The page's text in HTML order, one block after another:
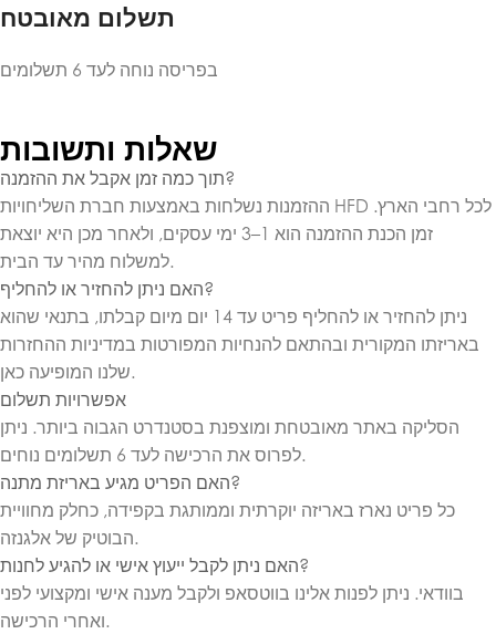
תשלום מאובטח
בפריסה נוחה לעד 6 תשלומים
שאלות ותשובות
תוך כמה זמן אקבל את ההזמנה?
ההזמנות נשלחות באמצעות חברת השליחויות HFD לכל רחבי הארץ.
זמן הכנת ההזמנה הוא 1–3 ימי עסקים, ולאחר מכן היא יוצאת
למשלוח מהיר עד הבית.
האם ניתן להחזיר או להחליף?
ניתן להחזיר או להחליף פריט עד 14 יום מיום קבלתו, בתנאי שהוא
באריזתו המקורית ובהתאם להנחיות המפורטות במדיניות ההחזרות
שלנו המופיעה כאן.
אפשרויות תשלום
הסליקה באתר מאובטחת ומוצפנת בסטנדרט הגבוה ביותר. ניתן
לפרוס את הרכישה לעד 6 תשלומים נוחים.
האם הפריט מגיע באריזת מתנה?
כל פריט נארז באריזה יוקרתית וממותגת בקפידה, כחלק מחוויית
הבוטיק של אלגנזה.
האם ניתן לקבל ייעוץ אישי או להגיע לחנות?
בוודאי. ניתן לפנות אלינו בווטסאפ ולקבל מענה אישי ומקצועי לפני
ואחרי הרכישה.